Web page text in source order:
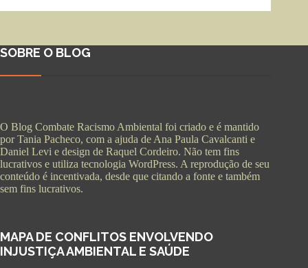
SOBRE O BLOG
O Blog Combate Racismo Ambiental foi criado e é mantido
por Tania Pacheco, com a ajuda de Ana Paula Cavalcanti e
Daniel Levi e design de Raquel Cordeiro. Não tem fins
lucrativos e utiliza tecnologia WordPress. A reprodução de seu
conteúdo é incentivada, desde que citando a fonte e também
sem fins lucrativos.
MAPA DE CONFLITOS ENVOLVENDO
INJUSTIÇA AMBIENTAL E SAÚDE